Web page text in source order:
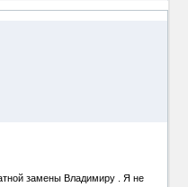
замены Владимиру . Я не